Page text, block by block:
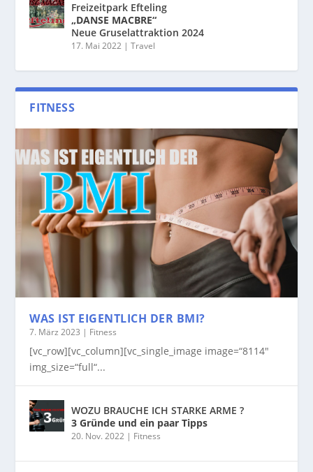
Freizeitpark Efteling
„DANSE MACBRE“
Neue Gruselattraktion 2024
17. Mai 2022 |Travel
FITNESS
WAS IST EIGENTLICH DER BMI?
7. März 2023 | Fitness
[vc_row][vc_column][vc_single_image image=“8114″
img_size=“full“...
WOZU BRAUCHE ICH STARKE ARME ?
3 Gründe und ein paar Tipps
20. Nov. 2022 | Fitness